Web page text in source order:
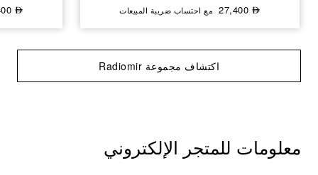
⃃ مع احتساب ضريبة المبيعات ⃃
اكتشاف مجموعة Radiomir
معلومات للمتجر الإلكتروني